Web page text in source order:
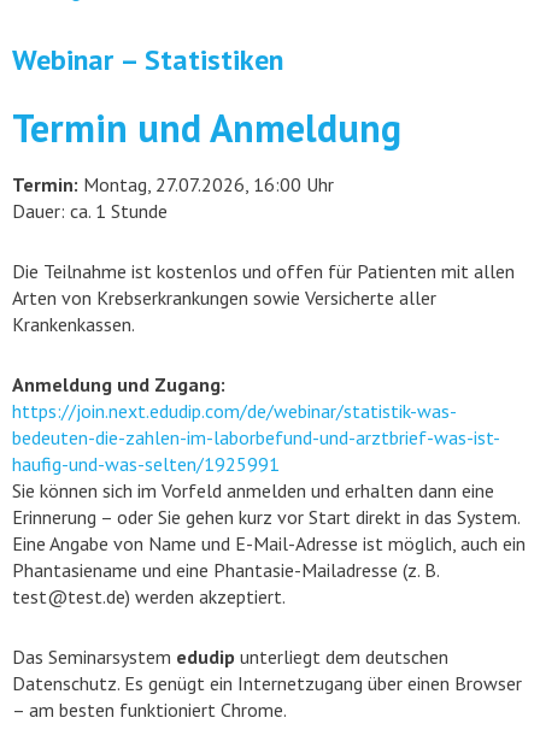
Webinar – Statistiken
Termin und Anmeldung
Termin: Montag, 27.07.2026, 16:00 Uhr
Dauer: ca. 1 Stunde
Die Teilnahme ist kostenlos und offen für Patienten mit allen
Arten von Krebserkrankungen sowie Versicherte aller
Krankenkassen.
Anmeldung und Zugang:
https://join.next.edudip.com/de/webinar/statistik-was-
bedeuten-die-zahlen-im-laborbefund-und-arztbrief-was-ist-
haufig-und-was-selten/1925991
Sie können sich im Vorfeld anmelden und erhalten dann eine
Erinnerung – oder Sie gehen kurz vor Start direkt in das System.
Eine Angabe von Name und E-Mail-Adresse ist möglich, auch ein
Phantasiename und eine Phantasie-Mailadresse (z. B.
test@test.de) werden akzeptiert.
Das Seminarsystem edudip unterliegt dem deutschen
Datenschutz. Es genügt ein Internetzugang über einen Browser
– am besten funktioniert Chrome.